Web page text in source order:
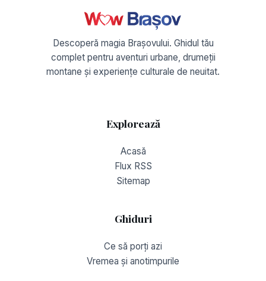
Descoperă magia Brașovului. Ghidul tău
complet pentru aventuri urbane, drumeții
montane și experiențe culturale de neuitat.
Explorează
Acasă
Flux RSS
Sitemap
Ghiduri
Ce să porți azi
Vremea și anotimpurile